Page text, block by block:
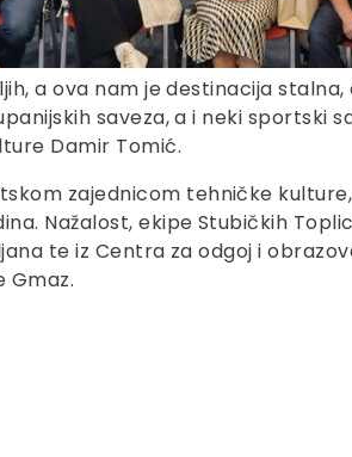
a ova nam je destinacija
saveza, a i neki sportski
Damir Tomić.
zajednicom tehničke
Nažalost, ekipe Stubičkih
te iz Centra za odgoj i
Gmaz.